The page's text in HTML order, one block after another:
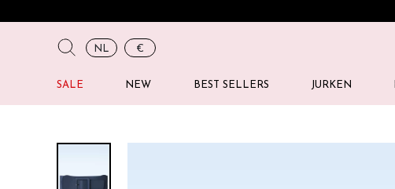
NL €
SALE NEW BEST SELLERS JURKEN